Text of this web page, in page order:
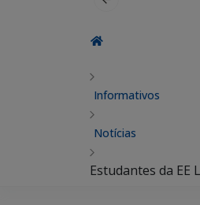
Informativos
Notícias
Estudantes da